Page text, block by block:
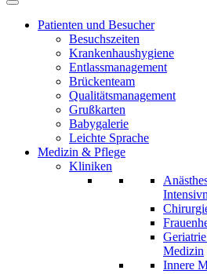
Patienten und Besucher
Besuchszeiten
Krankenhaushygiene
Entlassmanagement
Brückenteam
Qualitätsmanagement
Grußkarten
Babygalerie
Leichte Sprache
Medizin & Pflege
Kliniken
Medizin
Innere